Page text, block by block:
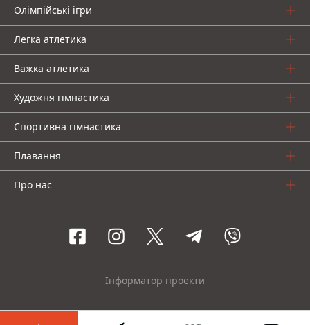
Олімпійські ігри
Легка атлетика
Важка атлетика
Художня гімнастика
Спортивна гімнастика
Плавання
Про нас
Інформатор проекти